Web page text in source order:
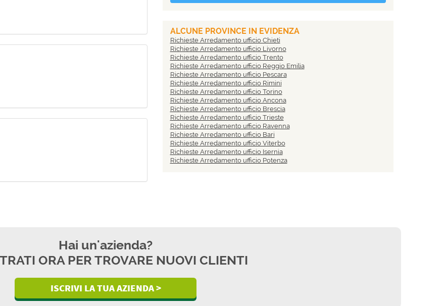
ALCUNE PROVINCE IN EVIDENZA
Richieste Arredamento ufficio Chieti
Richieste Arredamento ufficio Livorno
Richieste Arredamento ufficio Trento
Richieste Arredamento ufficio Reggio Emilia
Richieste Arredamento ufficio Pescara
Richieste Arredamento ufficio Rimini
Richieste Arredamento ufficio Torino
Richieste Arredamento ufficio Ancona
Richieste Arredamento ufficio Brescia
Richieste Arredamento ufficio Trieste
Richieste Arredamento ufficio Ravenna
Richieste Arredamento ufficio Bari
Richieste Arredamento ufficio Viterbo
Richieste Arredamento ufficio Isernia
Richieste Arredamento ufficio Potenza
Hai un'azienda?
ORA PER TROVARE NUOVI CLIENTI
ISCRIVI LA TUA AZIENDA >